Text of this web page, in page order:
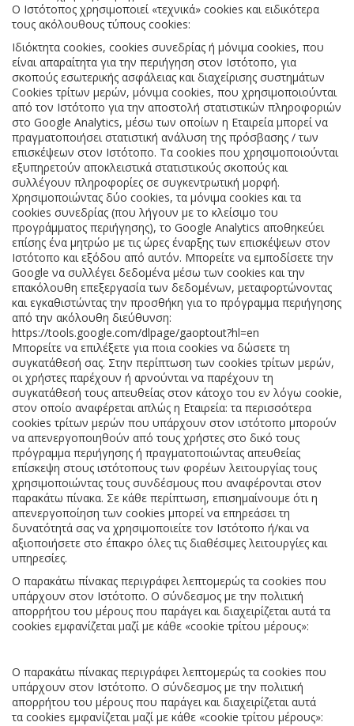
Ο Ιστότοπος χρησιμοποιεί «τεχνικά» cookies και ειδικότερα
τους ακόλουθους τύπους cookies:
Ιδιόκτητα cookies, cookies συνεδρίας ή μόνιμα cookies, που
είναι απαραίτητα για την περιήγηση στον Ιστότοπο, για
σκοπούς εσωτερικής ασφάλειας και διαχείρισης συστημάτων
Cookies τρίτων μερών, μόνιμα cookies, που χρησιμοποιούνται
από τον Ιστότοπο για την αποστολή στατιστικών πληροφοριών
στο Google Analytics, μέσω των οποίων η Εταιρεία μπορεί να
πραγματοποιήσει στατιστική ανάλυση της πρόσβασης / των
επισκέψεων στον Ιστότοπο. Τα cookies που χρησιμοποιούνται
εξυπηρετούν αποκλειστικά στατιστικούς σκοπούς και
συλλέγουν πληροφορίες σε συγκεντρωτική μορφή.
Χρησιμοποιώντας δύο cookies, τα μόνιμα cookies και τα
cookies συνεδρίας (που λήγουν με το κλείσιμο του
προγράμματος περιήγησης), το Google Analytics αποθηκεύει
επίσης ένα μητρώο με τις ώρες έναρξης των επισκέψεων στον
Ιστότοπο και εξόδου από αυτόν. Μπορείτε να εμποδίσετε την
Google να συλλέγει δεδομένα μέσω των cookies και την
επακόλουθη επεξεργασία των δεδομένων, μεταφορτώνοντας
και εγκαθιστώντας την προσθήκη για το πρόγραμμα περιήγησης
από την ακόλουθη διεύθυνση:
https://tools.google.com/dlpage/gaoptout?hl=en
Μπορείτε να επιλέξετε για ποια cookies να δώσετε τη
συγκατάθεσή σας. Στην περίπτωση των cookies τρίτων μερών,
οι χρήστες παρέχουν ή αρνούνται να παρέχουν τη
συγκατάθεσή τους απευθείας στον κάτοχο του εν λόγω cookie,
στον οποίο αναφέρεται απλώς η Εταιρεία: τα περισσότερα
cookies τρίτων μερών που υπάρχουν στον ιστότοπο μπορούν
να απενεργοποιηθούν από τους χρήστες στο δικό τους
πρόγραμμα περιήγησης ή πραγματοποιώντας απευθείας
επίσκεψη στους ιστότοπους των φορέων λειτουργίας τους
χρησιμοποιώντας τους συνδέσμους που αναφέρονται στον
παρακάτω πίνακα. Σε κάθε περίπτωση, επισημαίνουμε ότι η
απενεργοποίηση των cookies μπορεί να επηρεάσει τη
δυνατότητά σας να χρησιμοποιείτε τον Ιστότοπο ή/και να
αξιοποιήσετε στο έπακρο όλες τις διαθέσιμες λειτουργίες και
υπηρεσίες.
Ο παρακάτω πίνακας περιγράφει λεπτομερώς τα cookies που
υπάρχουν στον Ιστότοπο. Ο σύνδεσμος με την πολιτική
απορρήτου του μέρους που παράγει και διαχειρίζεται αυτά τα
cookies εμφανίζεται μαζί με κάθε «cookie τρίτου μέρους»:
Ο παρακάτω πίνακας περιγράφει λεπτομερώς τα cookies που
υπάρχουν στον Ιστότοπο. Ο σύνδεσμος με την πολιτική
απορρήτου του μέρους που παράγει και διαχειρίζεται αυτά
τα cookies εμφανίζεται μαζί με κάθε «cookie τρίτου μέρους»: